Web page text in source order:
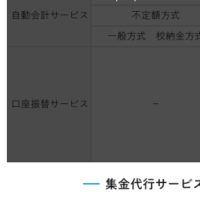
自動会計サービス 不定額方式
一般方式 校納金方
口座振替サービス －
集金代行サービ